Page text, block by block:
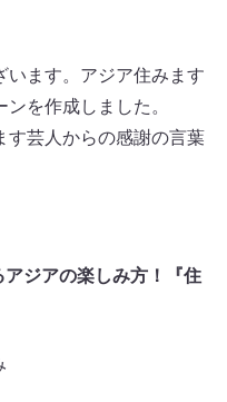
います。アジア住みます
を作成しました。
す芸人からの感謝の言葉
アジアの楽しみ方！『住